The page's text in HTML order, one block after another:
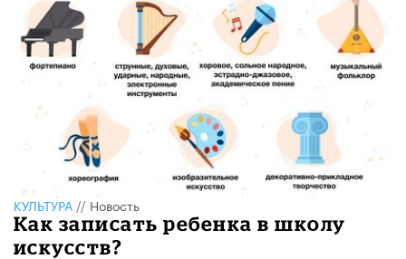
КУЛЬТУРА // Новость
Как записать ребенка в школу
искусств?